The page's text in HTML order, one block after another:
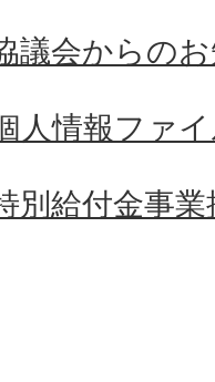
議会からの
人情報ファ
別給付金事